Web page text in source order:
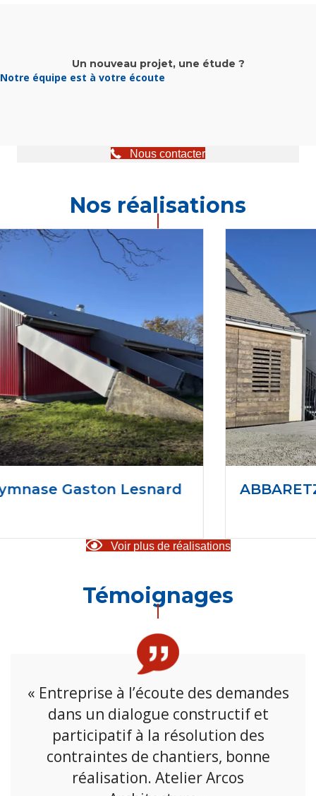
Un nouveau projet, une étude ?
Notre équipe est à votre écoute
Nous contacter
Nos réalisations
Lesnard ABBARETZ -44- Maison
Voir plus de réalisations
Témoignages
« Entreprise à l’écoute des demandes
dans un dialogue constructif et
participatif à la résolution des
contraintes de chantiers, bonne
réalisation. Atelier Arcos